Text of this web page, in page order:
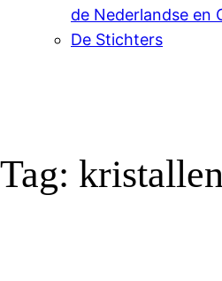
de Nederlandse en
De Stichters
Tag: